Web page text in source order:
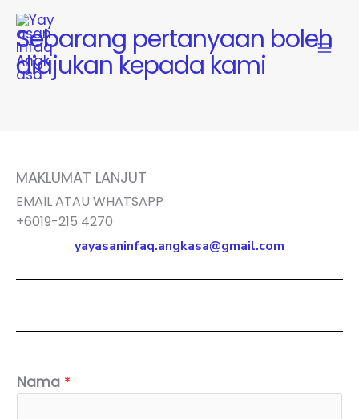
Skip
content
Sebarang pertanyaan boleh
diajukan kepada kami
MAKLUMAT LANJUT
EMAIL ATAU WHATSAPP
+6019-215 4270
yayasaninfaq.angkasa@gmail.com
Nama *